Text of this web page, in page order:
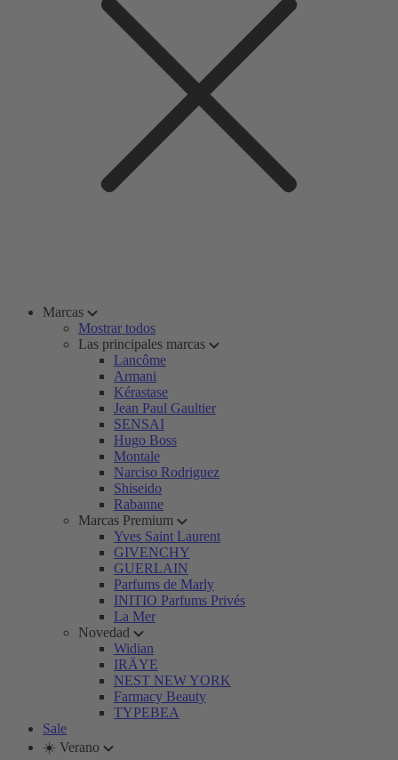
Marcas
Mostrar todos
Las principales marcas
Lancôme
Armani
Kérastase
Jean Paul Gaultier
SENSAI
Hugo Boss
Montale
Narciso Rodriguez
Shiseido
Rabanne
Marcas Premium
Yves Saint Laurent
GIVENCHY
GUERLAIN
Parfums de Marly
INITIO Parfums Privés
La Mer
Novedad
Widian
IRÄYE
NEST NEW YORK
Farmacy Beauty
TYPEBEA
Sale
☀️ Verano